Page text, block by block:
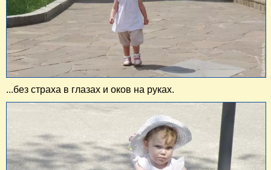
...без страха в глазах и оков на руках.